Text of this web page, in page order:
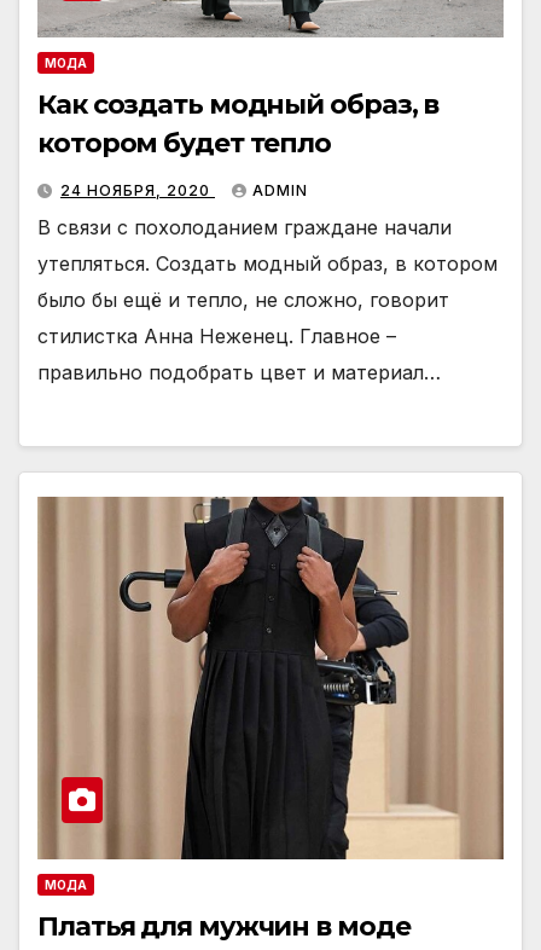
МОДА
Как создать модный образ, в
котором будет тепло
24 НОЯБРЯ, 2020 ADMIN
В связи с похолоданием граждане начали
утепляться. Создать модный образ, в котором
было бы ещё и тепло, не сложно, говорит
стилистка Анна Неженец. Главное –
правильно подобрать цвет и материал…
МОДА
Платья для мужчин в моде